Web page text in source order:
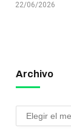
22/06/2026
Archivo